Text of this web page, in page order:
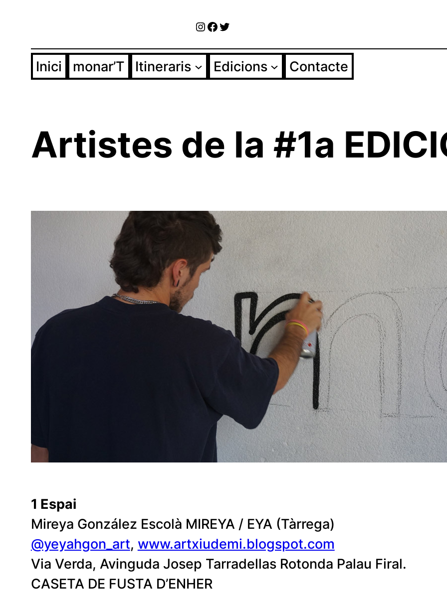
contingut
Instagram
Facebook
Twitter
Inici monar’T Itineraris Edicions Contacte
Artistes de la #1a
1 Espai
Mireya González Escolà MIREYA / EYA (Tàrrega)
@yeyahgon_art, www.artxiudemi.blogspot.com
Via Verda, Avinguda Josep Tarradellas Rotonda Palau Firal.
CASETA DE FUSTA D’ENHER